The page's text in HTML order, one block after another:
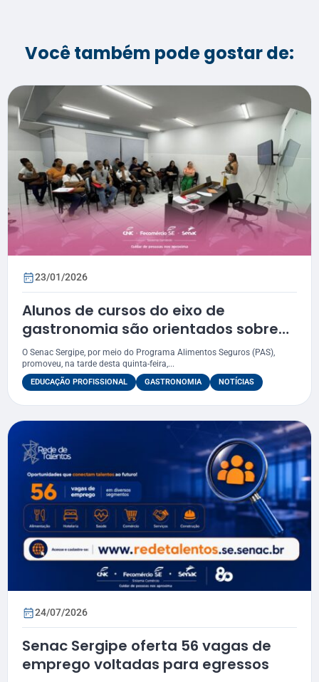
Você também pode gostar de:
23/01/2026
Alunos de cursos do eixo de
gastronomia são orientados sobre
PAS
O Senac Sergipe, por meio do Programa Alimentos Seguros (PAS),
promoveu, na tarde desta quinta-feira,...
EDUCAÇÃO PROFISSIONAL GASTRONOMIA NOTÍCIAS
24/07/2026
Senac Sergipe oferta 56 vagas de
emprego voltadas para egressos